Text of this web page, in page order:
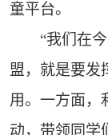
童平台。
“我们在今
盟，就是要发
用。一方面，
动，带领同学